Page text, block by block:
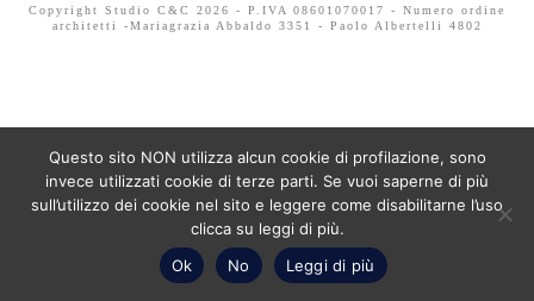
Copyright Studio C&C 2026 - P.IVA 08601070017 - Numero ordine
architetti -Mariagrazia Abbaldo 3351 - Paolo Albertelli 4802
Questo sito NON utilizza alcun cookie di profilazione, sono
invece utilizzati cookie di terze parti. Se vuoi saperne di più
sull’utilizzo dei cookie nel sito e leggere come disabilitarne l’uso
clicca su leggi di più.
Ok
No Leggi di più